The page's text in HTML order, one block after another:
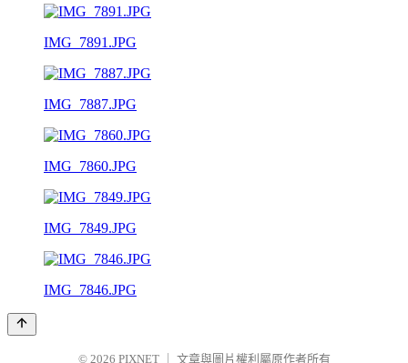
IMG_7891.JPG
IMG_7887.JPG
IMG_7860.JPG
IMG_7849.JPG
IMG_7846.JPG
© 2026 PIXNET 文章與圖片權利屬原作者所有